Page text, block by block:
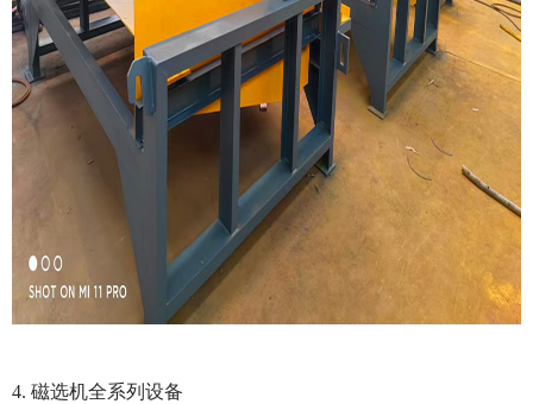
4. 磁选机全系列设备